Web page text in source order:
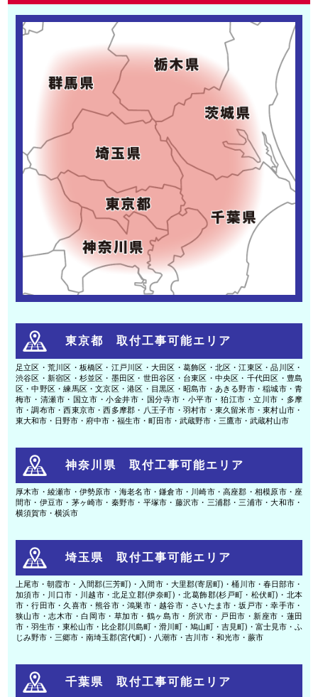
東京都 取付工事可能エリア
足立区・荒川区・板橋区・江戸川区・大田区・葛飾区・北区・江東区・品川区・
渋谷区・新宿区・杉並区・墨田区・世田谷区・台東区・中央区・千代田区・豊島
区・中野区・練馬区・文京区・港区・目黒区・昭島市・あきる野市・稲城市・青
梅市・清瀬市・国立市・小金井市・国分寺市・小平市・狛江市・立川市・多摩
市・調布市・西東京市・西多摩郡・八王子市・羽村市・東久留米市・東村山市・
東大和市・日野市・府中市・福生市・町田市・武蔵野市・三鷹市・武蔵村山市
神奈川県 取付工事可能エリア
厚木市・綾瀬市・伊勢原市・海老名市・鎌倉市・川崎市・高座郡・相模原市・座
間市・伊豆市・茅ヶ崎市・秦野市・平塚市・藤沢市・三浦郡・三浦市・大和市・
横須賀市・横浜市
埼玉県 取付工事可能エリア
上尾市・朝霞市・入間郡(三芳町)・入間市・大里郡(寄居町)・桶川市・春日部市・
加須市・川口市・川越市・北足立郡(伊奈町)・北葛飾郡(杉戸町・松伏町)・北本
市・行田市・久喜市・熊谷市・鴻巣市・越谷市・さいたま市・坂戸市・幸手市・
狭山市・志木市・白岡市・草加市・鶴ヶ島市・所沢市・戸田市・新座市・蓮田
市・羽生市・東松山市・比企郡(川島町・滑川町・鳩山町・吉見町)・富士見市・ふ
じみ野市・三郷市・南埼玉郡(宮代町)・八潮市・吉川市・和光市・蕨市
千葉県 取付工事可能エリア